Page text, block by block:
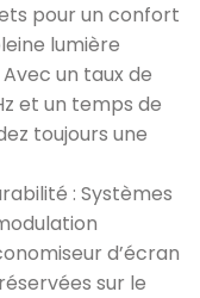
pour un confort
lumière
un taux de
et un temps de
toujours une
: Systèmes
d’écran
sur le